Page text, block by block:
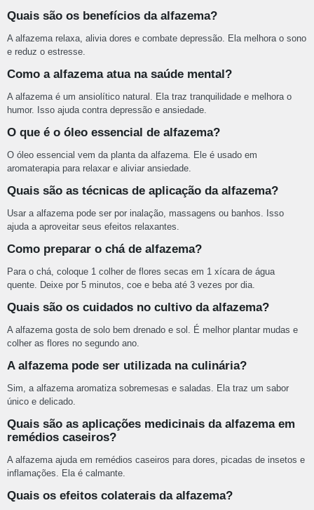
Quais são os benefícios da alfazema?
A alfazema relaxa, alivia dores e combate depressão. Ela melhora o sono
e reduz o estresse.
Como a alfazema atua na saúde mental?
A alfazema é um ansiolítico natural. Ela traz tranquilidade e melhora o
humor. Isso ajuda contra depressão e ansiedade.
O que é o óleo essencial de alfazema?
O óleo essencial vem da planta da alfazema. Ele é usado em
aromaterapia para relaxar e aliviar ansiedade.
Quais são as técnicas de aplicação da alfazema?
Usar a alfazema pode ser por inalação, massagens ou banhos. Isso
ajuda a aproveitar seus efeitos relaxantes.
Como preparar o chá de alfazema?
Para o chá, coloque 1 colher de flores secas em 1 xícara de água
quente. Deixe por 5 minutos, coe e beba até 3 vezes por dia.
Quais são os cuidados no cultivo da alfazema?
A alfazema gosta de solo bem drenado e sol. É melhor plantar mudas e
colher as flores no segundo ano.
A alfazema pode ser utilizada na culinária?
Sim, a alfazema aromatiza sobremesas e saladas. Ela traz um sabor
único e delicado.
Quais são as aplicações medicinais da alfazema em
remédios caseiros?
A alfazema ajuda em remédios caseiros para dores, picadas de insetos e
inflamações. Ela é calmante.
Quais os efeitos colaterais da alfazema?